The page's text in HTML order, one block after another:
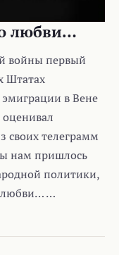
любви…
войны первый
Штатах
в Вене
своих телеграмм
нам пришлось
политики,
любви… …